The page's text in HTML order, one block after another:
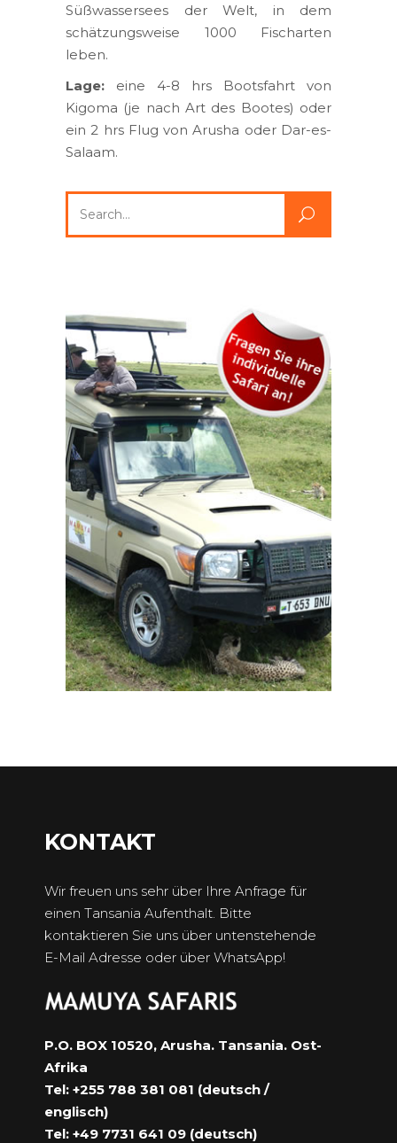
Süßwassersees der Welt, in dem
schätzungsweise 1000 Fischarten
leben.
Lage: eine 4-8 hrs Bootsfahrt von
Kigoma (je nach Art des Bootes) oder
ein 2 hrs Flug von Arusha oder Dar-es-
Salaam.
for:
KONTAKT
Wir freuen uns sehr über Ihre Anfrage für
einen Tansania Aufenthalt. Bitte
kontaktieren Sie uns über untenstehende
E-Mail Adresse oder über WhatsApp!
P.O. BOX 10520, Arusha. Tansania. Ost-
Afrika
Tel: +255 788 381 081 (deutsch /
englisch)
Tel: +49 7731 641 09 (deutsch)